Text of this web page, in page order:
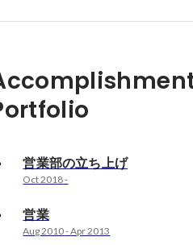
営業部の立ち上げ
Oct 2018-
営業
Aug 2010-Apr 2013